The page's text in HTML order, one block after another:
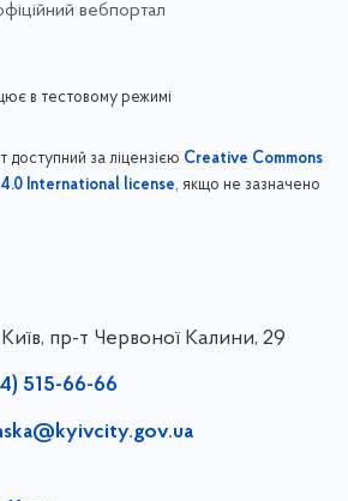
вебпортал
в тестовому режимі
доступний за ліцензією Creative Commons
International license, якщо не зазначено
пр-т Червоної Калини, 29
515-66-66